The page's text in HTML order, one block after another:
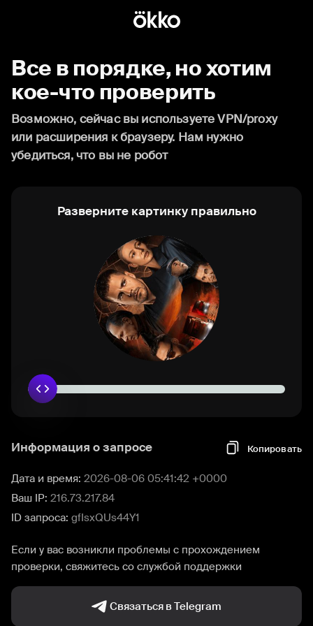
Все в порядке, но хотим
кое-что проверить
Возможно, сейчас вы используете VPN/proxy
или расширения к браузеру. Нам нужно
убедиться, что вы не робот
Разверните картинку правильно
Информация о запросе Копировать
Дата и время: 2026-08-06 05:41:42 +0000
Ваш IP: 216.73.217.84
ID запроса: gfIsxQUs44Y1
Если у вас возникли проблемы с прохождением
проверки, свяжитесь со службой поддержки
Связаться в Telegram